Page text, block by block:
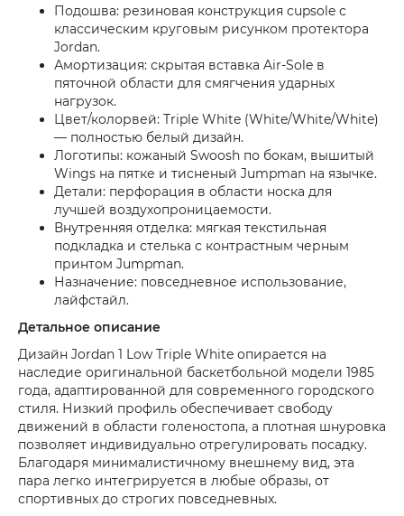
Подошва: резиновая конструкция cupsole с
классическим круговым рисунком протектора
Jordan.
Амортизация: скрытая вставка Air-Sole в
пяточной области для смягчения ударных
нагрузок.
Цвет/колорвей: Triple White (White/White/White)
— полностью белый дизайн.
Логотипы: кожаный Swoosh по бокам, вышитый
Wings на пятке и тисненый Jumpman на язычке.
Детали: перфорация в области носка для
лучшей воздухопроницаемости.
Внутренняя отделка: мягкая текстильная
подкладка и стелька с контрастным черным
принтом Jumpman.
Назначение: повседневное использование,
лайфстайл.
Детальное описание
Дизайн Jordan 1 Low Triple White опирается на
наследие оригинальной баскетбольной модели 1985
года, адаптированной для современного городского
стиля. Низкий профиль обеспечивает свободу
движений в области голеностопа, а плотная шнуровка
позволяет индивидуально отрегулировать посадку.
Благодаря минималистичному внешнему вид, эта
пара легко интегрируется в любые образы, от
спортивных до строгих повседневных.